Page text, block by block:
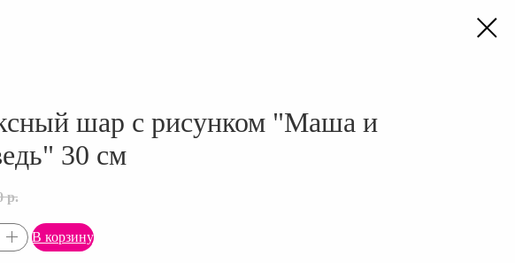
шар с рисунком "Маша и
30 см
р.
В корзину